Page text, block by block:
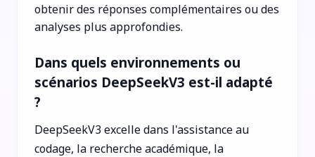
obtenir des réponses complémentaires ou des
analyses plus approfondies.
Dans quels environnements ou
scénarios DeepSeekV3 est-il adapté
?
DeepSeekV3 excelle dans l'assistance au
codage, la recherche académique, la